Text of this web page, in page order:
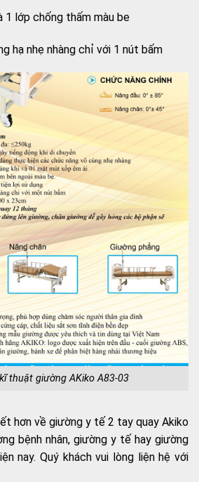
1 lớp chống thấm màu be
hạ nhẹ nhàng chỉ với 1 nút bấm
thuật giường AKiko A83-03
hơn về giường y tế 2 tay quay Akiko
bệnh nhân, giường y tế hay giường
nay. Quý khách vui lòng liện hệ với